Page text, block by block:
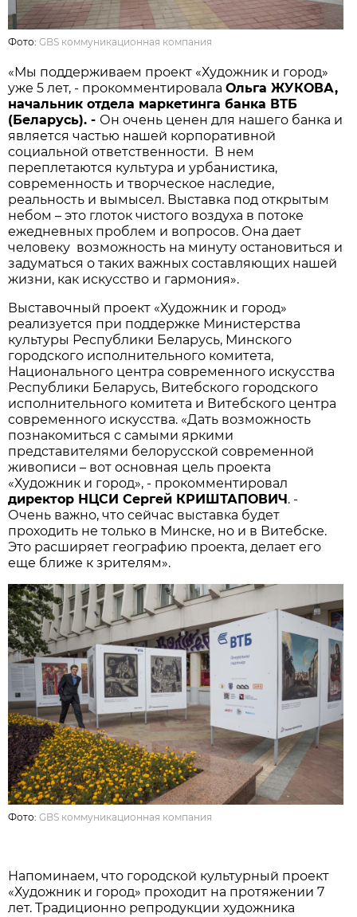
Фото:GBS коммуникационная компания
«Мы поддерживаем проект «Художник и город»
уже 5 лет, - прокомментировалаОльга ЖУКОВА,
начальник отдела маркетинга банка ВТБ
(Беларусь). - Он очень ценен для нашего банка и
является частью нашей корпоративной
социальной ответственности. В нем
переплетаются культура и урбанистика,
современность и творческое наследие,
реальность и вымысел. Выставка под открытым
небом – это глоток чистого воздуха в потоке
ежедневных проблем и вопросов. Она дает
человеку возможность на минуту остановиться и
задуматься о таких важных составляющих нашей
жизни, как искусство и гармония».
Выставочный проект «Художник и город»
реализуется при поддержке Министерства
культуры Республики Беларусь, Минского
городского исполнительного комитета,
Национального центра современного искусства
Республики Беларусь, Витебского городского
исполнительного комитета и Витебского центра
современного искусства. «Дать возможность
познакомиться с самыми яркими
представителями белорусской современной
живописи – вот основная цель проекта
«Художник и город», - прокомментировал
директор НЦСИ Сергей КРИШТАПОВИЧ. -
Очень важно, что сейчас выставка будет
проходить не только в Минске, но и в Витебске.
Это расширяет географию проекта, делает его
еще ближе к зрителям».
Фото:GBS коммуникационная компания
Напоминаем, что городской культурный проект
«Художник и город» проходит на протяжении 7
лет. Традиционно репродукции художника